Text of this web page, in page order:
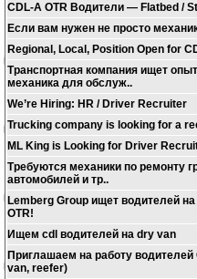
CDL-A OTR Водители — Flatbed /
Если вам нужен не просто
Regional, Local, Position Open for
Транспортная компания ищет
механика для обслуж..
We’re Hiring: HR / Driver Recruiter
Trucking company is looking for a
ML King is Looking for Driver
Требуются механики по ремонту
автомобилей и тр..
Lemberg Group ищет водителей
OTR!
Ищем cdl водителей на dry van
Приглашаем на работу водителей
van, reefer)